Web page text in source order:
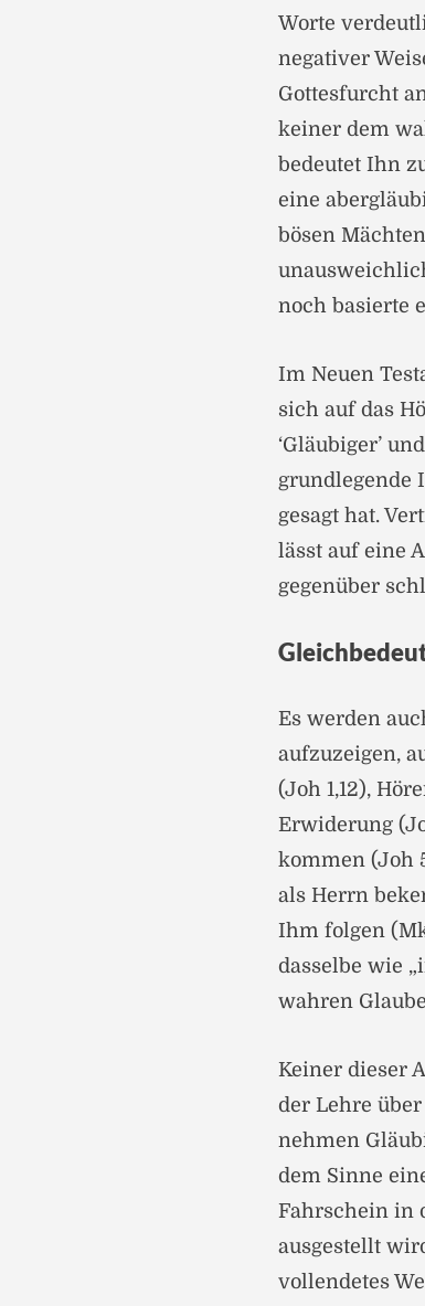
Worte
negativer
Gottesfurcht
keiner dem
bedeutet Ihn
eine
bösen
noch basierte
Im Neuen
sich auf das
‘Gläubiger’
grundlegende
gesagt hat.
lässt auf eine
gegenüber
Es werden
aufzuzeigen,
(Joh 1,12),
Erwiderung
kommen (Joh
als Herrn
Ihm folgen
dasselbe wie
wahren
Keiner dieser
der Lehre
nehmen
dem Sinne
Fahrschein in
ausgestellt
vollendetes